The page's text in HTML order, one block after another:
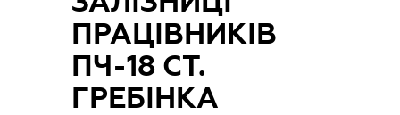
ПРАЦІВНИКІВ
ПЧ-18 СТ.
ГРЕБІНКА